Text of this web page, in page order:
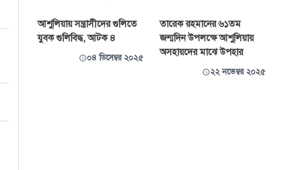
আশুলিয়ায় সন্ত্রাসীদের গুলিতে
যুবক গুলিবিদ্ধ, আটক ৪
০৪ ডিসেম্বর ২০২৫
তারেক রহমানের ৬১তম
জন্মদিন উপলক্ষে আশুলিয়ায়
অসহায়দের মাঝে উপহার
২২ নভেম্বর ২০২৫